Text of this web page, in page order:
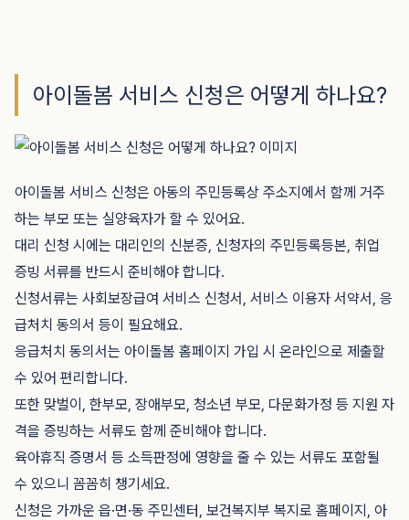
아이돌봄 서비스 신청은 어떻게 하나요?
아이돌봄 서비스 신청은 아동의 주민등록상 주소지에서 함께 거주
하는 부모 또는 실양육자가 할 수 있어요.
대리 신청 시에는 대리인의 신분증, 신청자의 주민등록등본, 취업
증빙 서류를 반드시 준비해야 합니다.
신청서류는 사회보장급여 서비스 신청서, 서비스 이용자 서약서, 응
급처치 동의서 등이 필요해요.
응급처치 동의서는 아이돌봄 홈페이지 가입 시 온라인으로 제출할
수 있어 편리합니다.
또한 맞벌이, 한부모, 장애부모, 청소년 부모, 다문화가정 등 지원 자
격을 증빙하는 서류도 함께 준비해야 합니다.
육아휴직 증명서 등 소득판정에 영향을 줄 수 있는 서류도 포함될
수 있으니 꼼꼼히 챙기세요.
신청은 가까운 읍·면·동 주민센터, 보건복지부 복지로 홈페이지, 아